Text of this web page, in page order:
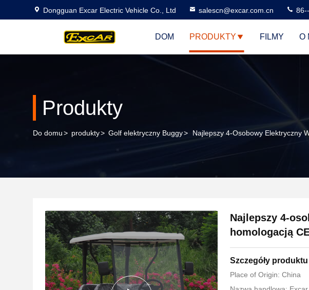
Dongguan Excar Electric Vehicle Co., Ltd salescn@excar.com.cn
DOM PRODUKTY FILMY O
Produkty
Do domu> produkty> Golf elektryczny Buggy> Najlepszy 4-Osobowy Elektryczny
Najlepszy 4-
homologacją
Szczegóły produktu
Place of Origin: China